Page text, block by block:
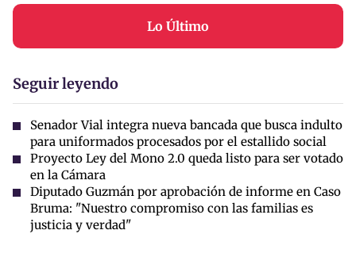
Lo Último
Seguir leyendo
Senador Vial integra nueva bancada que busca indulto
para uniformados procesados por el estallido social
Proyecto Ley del Mono 2.0 queda listo para ser votado
en la Cámara
Diputado Guzmán por aprobación de informe en Caso
Bruma: "Nuestro compromiso con las familias es
justicia y verdad"